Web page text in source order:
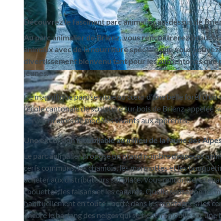
© Wildpark Brienz, Interlaken Tourismus | CC-BY-SA
Découvrez le fascinant parc animalier au-dessus de
Au parc animalier de Brienz, vous rencontrerez
animaux avec de la nourriture spéciale que vous
divertissement bienvenu tant pour les autochtones que
jeunes.
Ce magnifique parc se situe au cœur d’une belle forêt
l’école cantonale de sculpture sur bois de Brienz, appelée
servaient alors de modèles vivants aux apprentis.
Une excursion inoubliable au milieu de la faune des
Le parc animalier propose un grand nombre d’espèces
cerfs communs, les chamois, les marmottes et les
acheter aux distributeurs sur place. Vous rencontrerez
chouettes, les faisans et les canards. Quelle sensation
habituellement en toute liberté dans les montagnes: les
encore le harfang des neiges qui se tient immobile sur